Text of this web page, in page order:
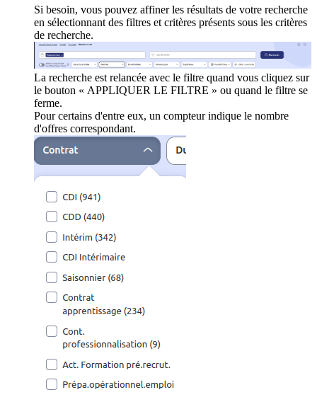
Si besoin, vous pouvez affiner les résultats de votre recherche
en sélectionnant des filtres et critères présents sous les critères
de recherche.
La recherche est relancée avec le filtre quand vous cliquez sur
le bouton « APPLIQUER LE FILTRE » ou quand le filtre se
ferme.
Pour certains d'entre eux, un compteur indique le nombre
d'offres correspondant.